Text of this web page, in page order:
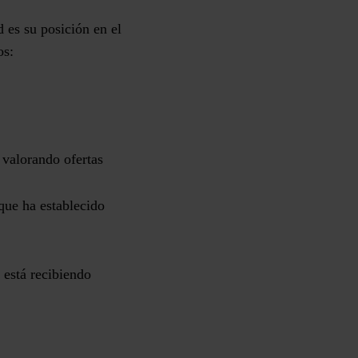
es su posición en el
ofertas
ha establecido
recibiendo